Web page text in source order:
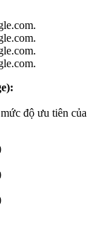
độ ưu tiên của